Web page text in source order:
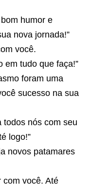
humor e
nova jornada!”
você.
em tudo que faça!”
foram uma
sucesso na sua
todos nós com seu
logo!”
novos patamares
com você. Até